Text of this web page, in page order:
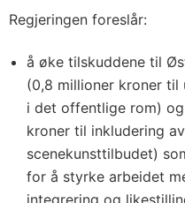
Regjeringen foreslår:
å øke tilskuddene til
(0,8 millioner kroner
i det offentlige rom)
kroner til inkludering
scenekunsttilbudet)
for å styrke arbeidet
integrering og